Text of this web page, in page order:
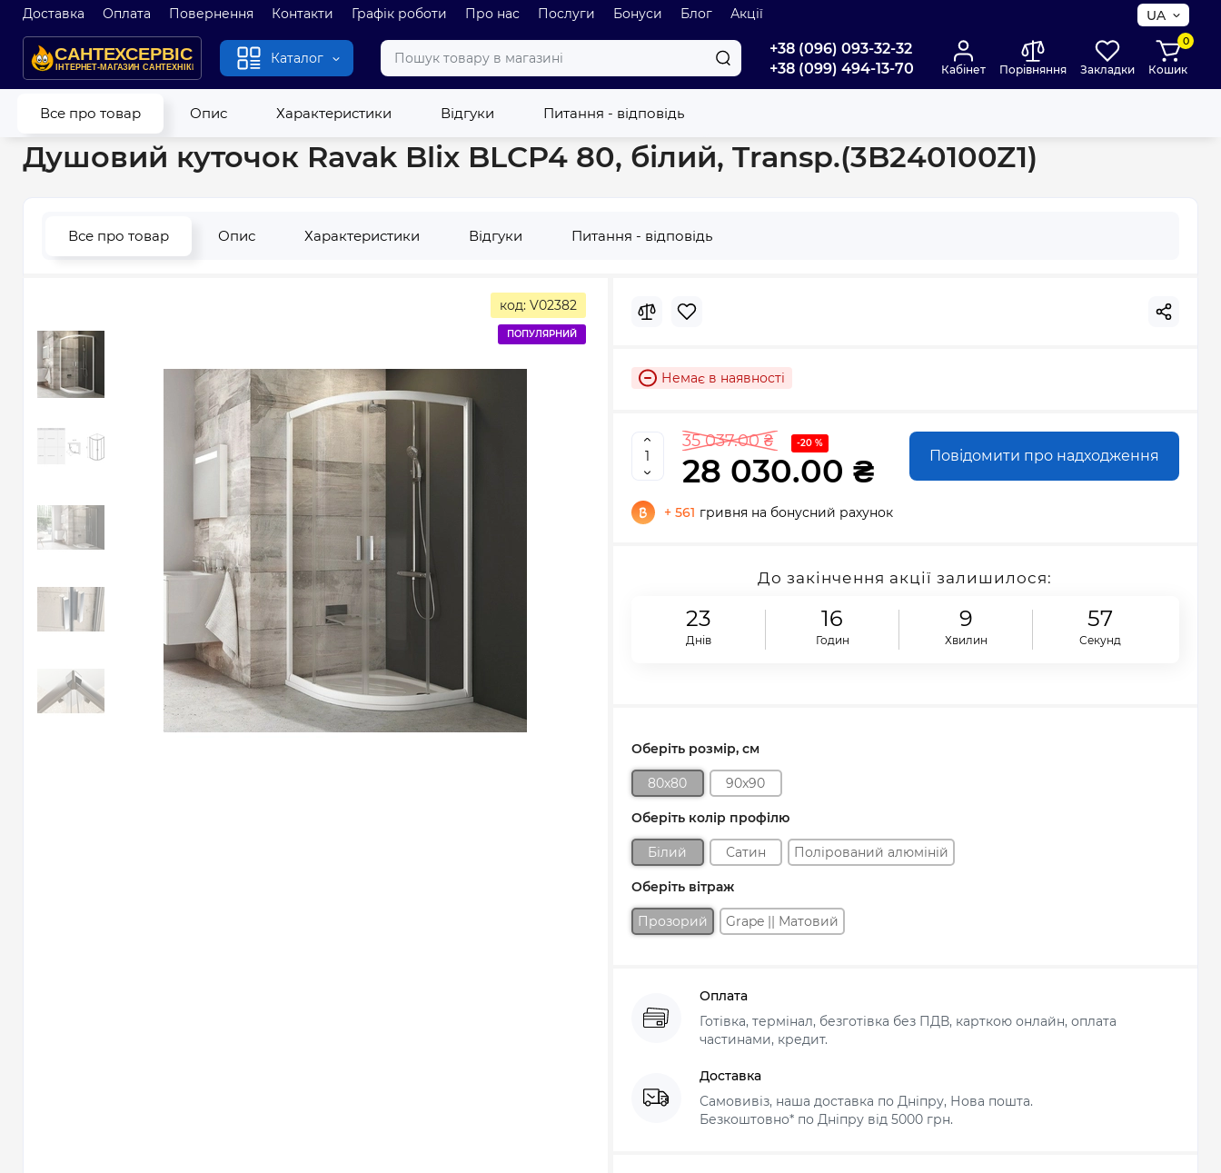
Доставка Оплата Повернення Контакти Графік роботи Про нас Послуги Бонуси Блог Акції UA
Каталог
+38 (096) 093-32-32
+38 (099) 494-13-70
Кабінет Порівняння Закладки
0
Кошик
Все про товар Опис Характеристики Відгуки Питання - відповідь
Головна Душові кабіни і гідробокси Душові кабіни Душовий куточок Ravak Blix BLCP4 80, білий, Transp.(3B240100Z1)
Душовий куточок Ravak Blix BLCP4 80, білий, Transp.(3B240100Z1)
Все про товар Опис Характеристики Відгуки Питання - відповідь
код: V02382
ПОПУЛЯРНИЙ
Немає в наявності
35 037.00 ₴ -20 %
28 030.00 ₴ Повідомити про надходження
+ 561 гривня на бонусний рахунок
До закінчення акції залишилося:
23
Днів
16
Годин
9
Хвилин
56
Секунд
Оберіть розмір, см
80x80 90x90
Оберіть колір профілю
Білий Сатин Полірований алюміній
Оберіть вітраж
Прозорий Grape || Матовий
Оплата
Готівка, термінал, безготівка без ПДВ, карткою онлайн, оплата
частинами, кредит.
Доставка
Самовивіз, наша доставка по Дніпру, Нова пошта.
Безкоштовно* по Дніпру від 5000 грн.